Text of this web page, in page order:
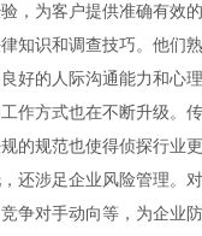
，为客户提供准确有效
知识和调查技巧。他们
好的人际沟通能力和心
作方式也在不断升级。
的规范也使得侦探行业
还涉足企业风险管理。
争对手动向等，为企业